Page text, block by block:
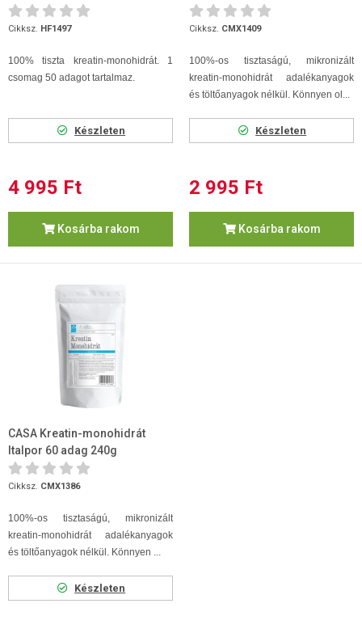
Cikksz. HF1497
100% tiszta kreatin-monohidrát. 1
csomag 50 adagot tartalmaz.
Készleten
4 995 Ft
Kosárba rakom
Cikksz. CMX1409
100%-os tisztaságú, mikronizált
kreatin-monohidrát adalékanyagok
és töltőanyagok nélkül. Könnyen ol...
Készleten
2 995 Ft
Kosárba rakom
CASA Kreatin-monohidrát
Italpor 60 adag 240g
Cikksz. CMX1386
100%-os tisztaságú, mikronizált
kreatin-monohidrát adalékanyagok
és töltőanyagok nélkül. Könnyen ...
Készleten